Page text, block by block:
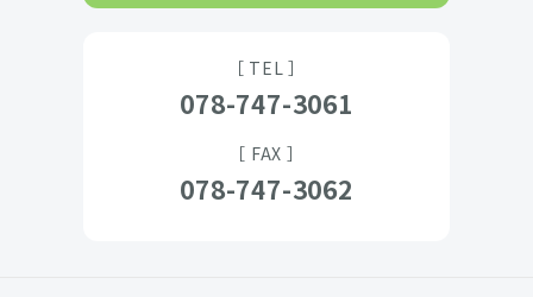
［ TEL ］
078-747-3061
［ FAX ］
078-747-3062